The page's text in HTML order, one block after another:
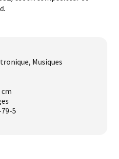
Musiques
cm
5